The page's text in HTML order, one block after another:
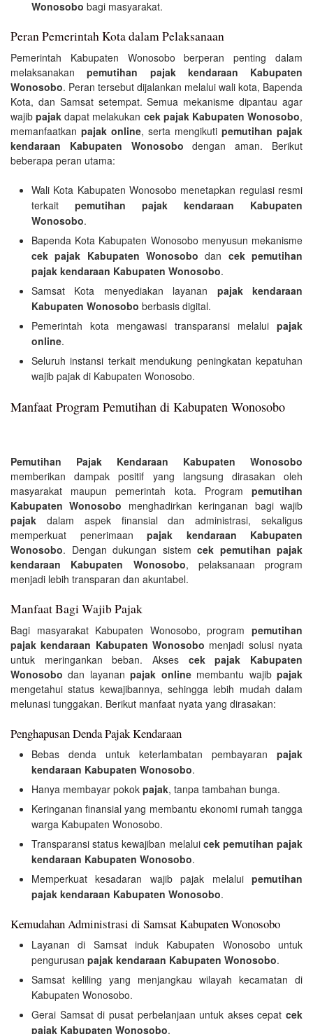
Wonosobo bagi masyarakat.
Peran Pemerintah Kota dalam Pelaksanaan
Pemerintah Kabupaten Wonosobo berperan penting dalam
melaksanakanpemutihan pajak kendaraan Kabupaten
Wonosobo. Peran tersebut dijalankan melalui wali kota, Bapenda
Kota, dan Samsat setempat. Semua mekanisme dipantau agar
wajibpajak dapat melakukan cek pajak Kabupaten Wonosobo,
memanfaatkan pajak online, serta mengikuti pemutihan pajak
kendaraan Kabupaten Wonosobo dengan aman. Berikut
beberapa peran utama:
Wali Kota Kabupaten Wonosobo menetapkan regulasi resmi
terkait pemutihan pajak kendaraan Kabupaten
Wonosobo.
Bapenda Kota Kabupaten Wonosobo menyusun mekanisme
cek pajak Kabupaten Wonosobo dan cek pemutihan
pajak kendaraan Kabupaten Wonosobo.
Samsat Kota menyediakan layanan pajak kendaraan
Kabupaten Wonosobo berbasis digital.
Pemerintah kota mengawasi transparansi melalui pajak
online.
Seluruh instansi terkait mendukung peningkatan kepatuhan
wajib pajak di Kabupaten Wonosobo.
Manfaat Program Pemutihan di Kabupaten Wonosobo
Pemutihan Pajak Kendaraan Kabupaten Wonosobo
memberikan dampak positif yang langsung dirasakan oleh
masyarakat maupun pemerintah kota. Program pemutihan
Kabupaten Wonosobo menghadirkan keringanan bagi wajib
pajak dalam aspek finansial dan administrasi, sekaligus
memperkuat penerimaan pajak kendaraan Kabupaten
Wonosobo. Dengan dukungan sistem cek pemutihan pajak
kendaraan Kabupaten Wonosobo, pelaksanaan program
menjadi lebih transparan dan akuntabel.
Manfaat Bagi Wajib Pajak
Bagi masyarakat Kabupaten Wonosobo, program pemutihan
pajak kendaraan Kabupaten Wonosobo menjadi solusi nyata
untuk meringankan beban. Akses cek pajak Kabupaten
Wonosobo dan layananpajak onlinemembantu wajibpajak
mengetahui status kewajibannya, sehingga lebih mudah dalam
melunasi tunggakan. Berikut manfaat nyata yang dirasakan:
Penghapusan Denda Pajak Kendaraan
Bebas denda untuk keterlambatan pembayaran pajak
kendaraan Kabupaten Wonosobo.
Hanya membayar pokok pajak, tanpa tambahan bunga.
Keringanan finansial yang membantu ekonomi rumah tangga
warga Kabupaten Wonosobo.
Transparansi status kewajiban melalui cek pemutihan pajak
kendaraan Kabupaten Wonosobo.
Memperkuat kesadaran wajib pajak melalui pemutihan
pajak kendaraan Kabupaten Wonosobo.
Kemudahan Administrasi di Samsat Kabupaten Wonosobo
Layanan di Samsat induk Kabupaten Wonosobo untuk
pengurusan pajak kendaraan Kabupaten Wonosobo.
Samsat keliling yang menjangkau wilayah kecamatan di
Kabupaten Wonosobo.
Gerai Samsat di pusat perbelanjaan untuk akses cepat cek
pajak Kabupaten Wonosobo.